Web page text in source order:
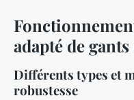
adapté de
Différents types et
robustesse